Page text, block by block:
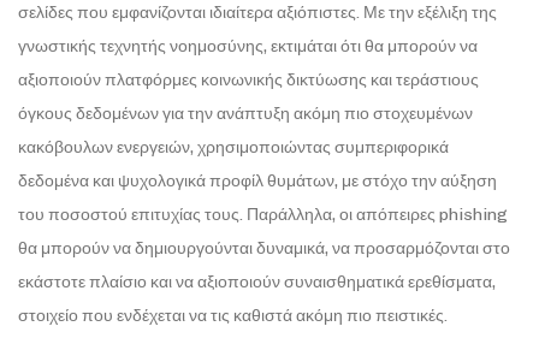
σελίδες που εμφανίζονται ιδιαίτερα αξιόπιστες. Με την εξέλιξη της
γνωστικής τεχνητής νοημοσύνης, εκτιμάται ότι θα μπορούν να
αξιοποιούν πλατφόρμες κοινωνικής δικτύωσης και τεράστιους
όγκους δεδομένων για την ανάπτυξη ακόμη πιο στοχευμένων
κακόβουλων ενεργειών, χρησιμοποιώντας συμπεριφορικά
δεδομένα και ψυχολογικά προφίλ θυμάτων, με στόχο την αύξηση
του ποσοστού επιτυχίας τους. Παράλληλα, οι απόπειρες phishing
θα μπορούν να δημιουργούνται δυναμικά, να προσαρμόζονται στο
εκάστοτε πλαίσιο και να αξιοποιούν συναισθηματικά ερεθίσματα,
στοιχείο που ενδέχεται να τις καθιστά ακόμη πιο πειστικές.